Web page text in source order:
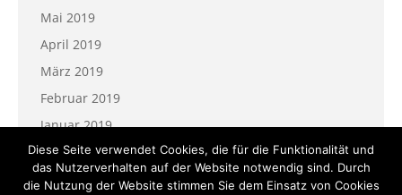
Mai 2019
April 2019
März 2019
Februar 2019
Januar 2019
Diese Seite verwendet Cookies, die für die Funktionalität und
das Nutzerverhalten auf der Website notwendig sind. Durch
die Nutzung der Website stimmen Sie dem Einsatz von Cookies